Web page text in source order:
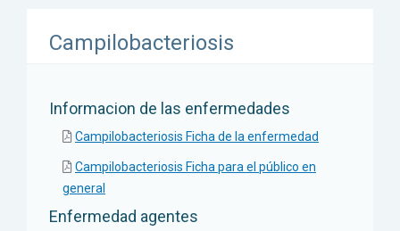
Campilobacteriosis
Informacion de las enfermedades
Campilobacteriosis Ficha de la enfermedad
Campilobacteriosis Ficha para el público en
general
Enfermedad agentes